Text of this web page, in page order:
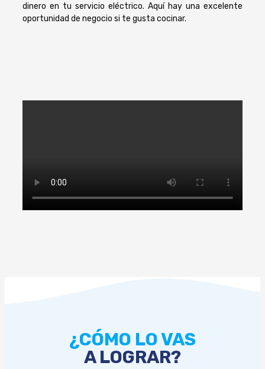
dinero en tu servicio eléctrico. Aquí hay una excelente
oportunidad de negocio si te gusta cocinar.
¿CÓMO LO VAS
A LOGRAR?